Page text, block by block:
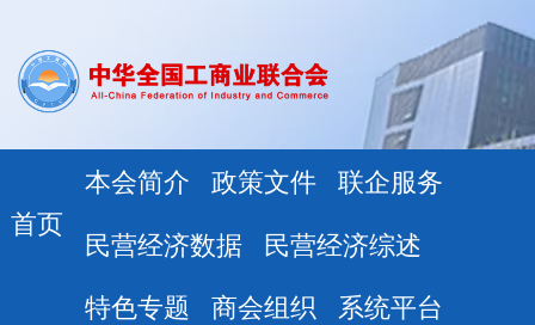
首页
本会简介 政策文件 联企服务
民营经济数据 民营经济综述
特色专题 商会组织 系统平台